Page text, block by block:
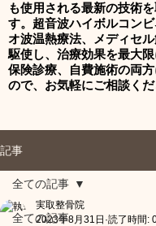
も使用される最新の技術
す。超音波ハイボルコン
オ波温熱療法、メディセ
駆使し、治療効果を最大限
保険診療、自費施術の両
ので、お気軽にご相談くだ
記事
全ての記事
全ての記事
実取整骨院
2023年8月31日 読了時間: